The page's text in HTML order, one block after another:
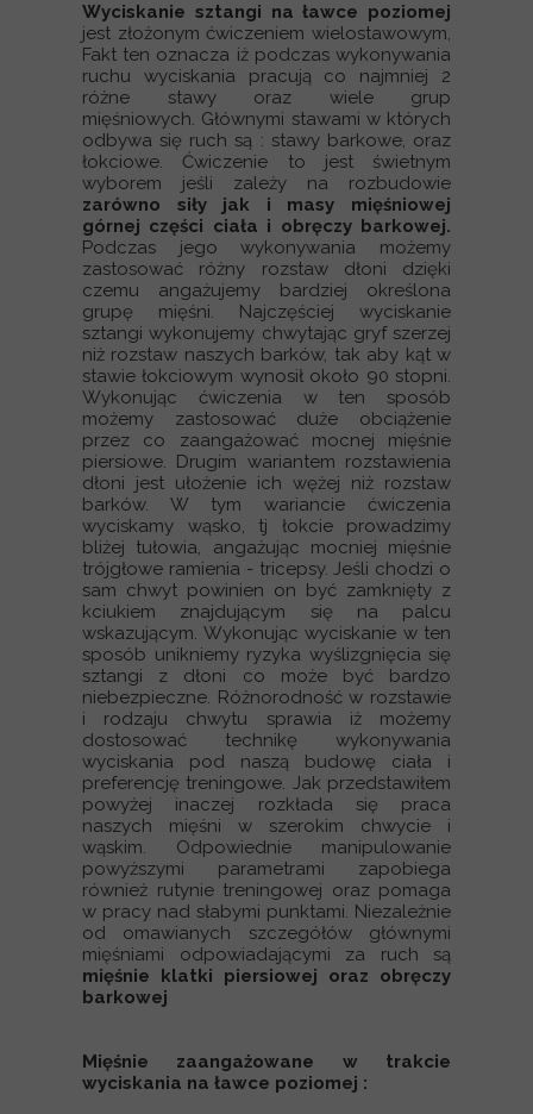
Wyciskanie sztangi na ławce poziomej
jest złożonym ćwiczeniem wielostawowym,
Fakt ten oznacza iż podczas wykonywania
ruchu wyciskania pracują co najmniej 2
różne stawy oraz wiele grup
mięśniowych. Głównymi stawami w których
odbywa się ruch są : stawy barkowe, oraz
łokciowe. Ćwiczenie to jest świetnym
wyborem jeśli zależy na rozbudowie
zarówno siły jak i masy mięśniowej
górnej części ciała i obręczy barkowej.
Podczas jego wykonywania możemy
zastosować różny rozstaw dłoni dzięki
czemu angażujemy bardziej określona
grupę mięśni. Najczęściej wyciskanie
sztangi wykonujemy chwytając gryf szerzej
niż rozstaw naszych barków, tak aby kąt w
stawie łokciowym wynosił około 90 stopni.
Wykonując ćwiczenia w ten sposób
możemy zastosować duże obciążenie
przez co zaangażować mocnej mięśnie
piersiowe. Drugim wariantem rozstawienia
dłoni jest ułożenie ich wężej niż rozstaw
barków. W tym wariancie ćwiczenia
wyciskamy wąsko, tj łokcie prowadzimy
bliżej tułowia, angażując mocniej mięśnie
trójgłowe ramienia - tricepsy. Jeśli chodzi o
sam chwyt powinien on być zamknięty z
kciukiem znajdującym się na palcu
wskazującym. Wykonując wyciskanie w ten
sposób unikniemy ryzyka wyślizgnięcia się
sztangi z dłoni co może być bardzo
niebezpieczne. Różnorodność w rozstawie
i rodzaju chwytu sprawia iż możemy
dostosować technikę wykonywania
wyciskania pod naszą budowę ciała i
preferencję treningowe. Jak przedstawiłem
powyżej inaczej rozkłada się praca
naszych mięśni w szerokim chwycie i
wąskim. Odpowiednie manipulowanie
powyższymi parametrami zapobiega
również rutynie treningowej oraz pomaga
w pracy nad słabymi punktami. Niezależnie
od omawianych szczegółów głównymi
mięśniami odpowiadającymi za ruch są
mięśnie klatki piersiowej oraz obręczy
barkowej
Mięśnie zaangażowane w trakcie
wyciskania na ławce poziomej :